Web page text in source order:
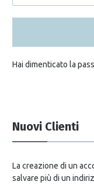
Hai dimenticato la
Nuovi Clienti
La creazione di un
salvare più di un